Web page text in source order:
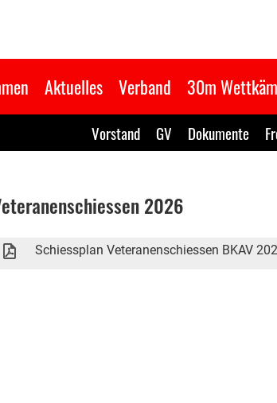
Aktuelles Verband 30m
Vorstand GV Dokumente
2026
Schiessplan Veteranenschiessen BKAV